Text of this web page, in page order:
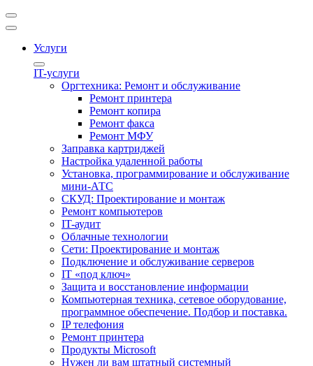
Услуги
IT-услуги
Оргтехника: Ремонт и обслуживание
Ремонт принтера
Ремонт копира
Ремонт факса
Ремонт МФУ
Заправка картриджей
Настройка удаленной работы
Установка, программирование и обслуживание
мини-АТС
СКУД: Проектирование и монтаж
Ремонт компьютеров
IT-аудит
Облачные технологии
Сети: Проектирование и монтаж
Подключение и обслуживание серверов
IT «под ключ»
Защита и восстановление информации
Компьютерная техника, сетевое оборудование,
программное обеспечение. Подбор и поставка.
IP телефония
Ремонт принтера
Продукты Microsoft
Нужен ли вам штатный системный